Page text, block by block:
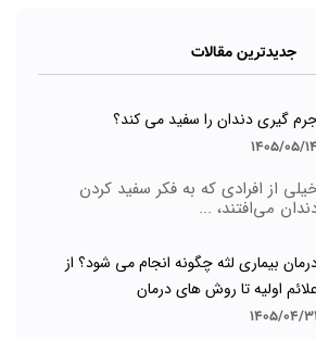
جدیدترین مقالات
گیری دندان را سفید می کند؟
1405/05/14
از افرادی که به فکر سفید کردن
می‌افتند، ...
بیماری لثه چگونه انجام می شود؟ از
علائم اولیه تا روش های درمان
1405/04/